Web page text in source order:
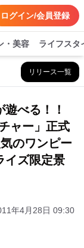
ログイン/会員登録
・美容 ライフスタ
リリース一覧
べる！！
ャー」正式
のワンピー
イズ限定景
年4月28日 09:30